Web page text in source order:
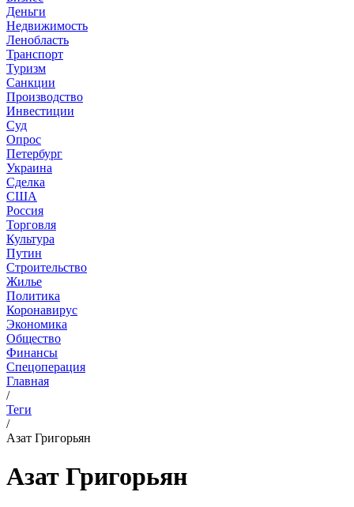
Деньги
Недвижимость
Ленобласть
Транспорт
Туризм
Санкции
Производство
Инвестиции
Суд
Опрос
Петербург
Украина
Сделка
США
Россия
Торговля
Культура
Путин
Строительство
Жилье
Политика
Коронавирус
Экономика
Общество
Финансы
Спецоперация
Главная
/
Теги
/
Азат Григорьян
Азат Григорьян